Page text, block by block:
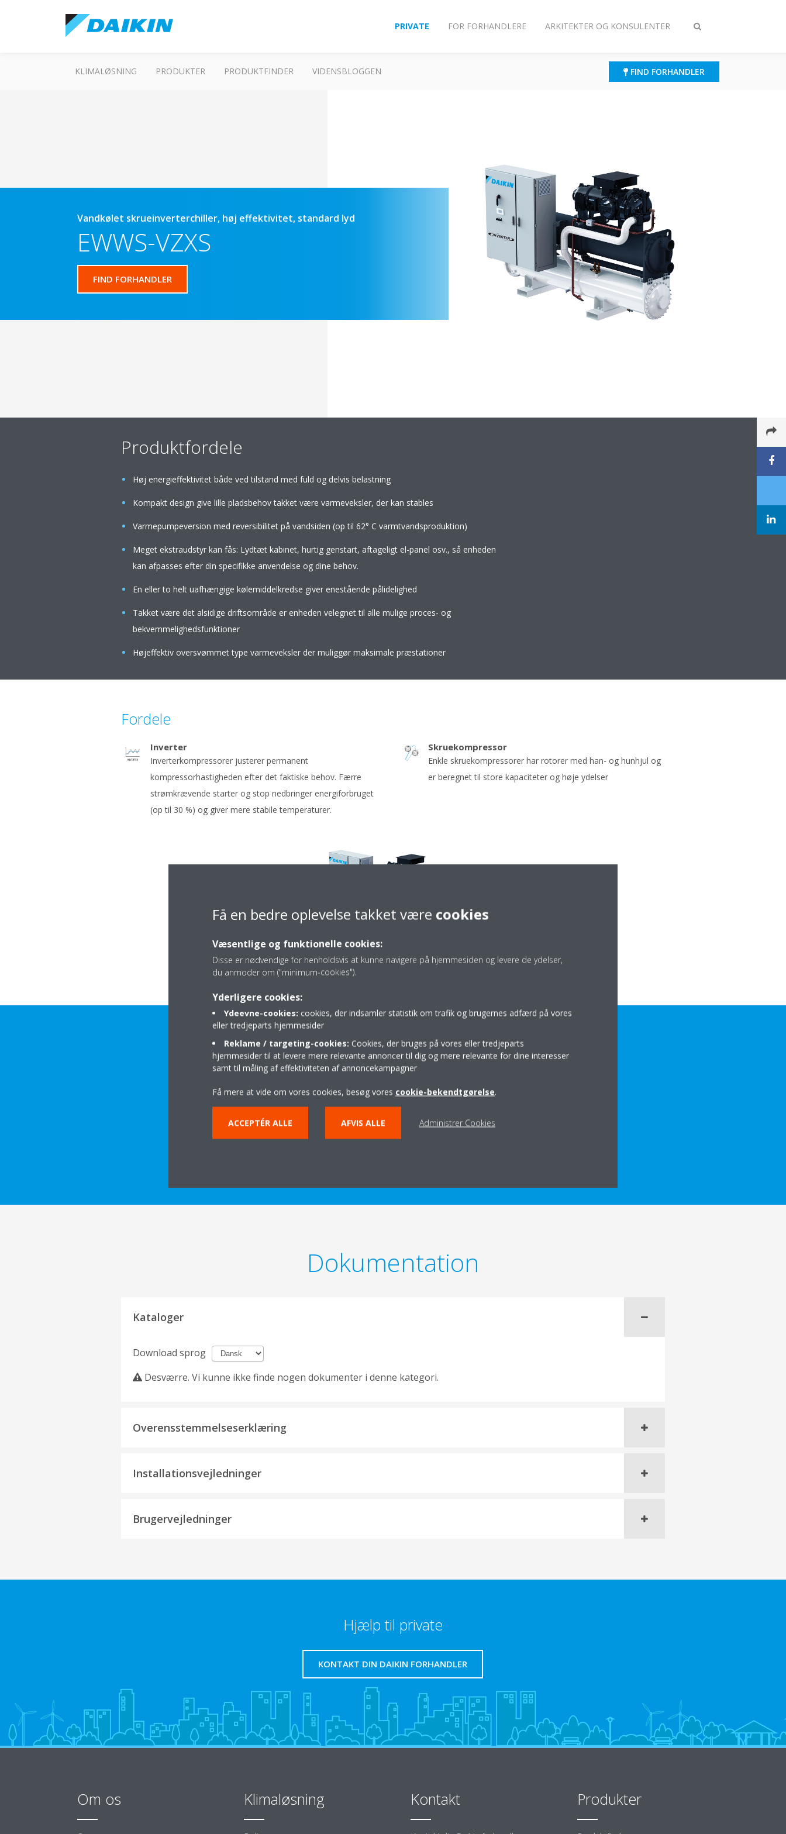
Slå
PRIVATE FOR FORHANDLERE ARKITEKTER OG KONSULENTER
KLIMALØSNING PRODUKTER PRODUKTFINDER VIDENSBLOGGEN FIND FORHANDLER
Vandkølet skrueinverterchiller, høj effektivitet, standard lyd
EWWS-VZXS
FIND FORHANDLER
Produktfordele
Høj energieffektivitet både ved tilstand med fuld og delvis belastning
Kompakt design give lille pladsbehov takket være varmeveksler, der kan stables
Varmepumpeversion med reversibilitet på vandsiden (op til 62° C varmtvandsproduktion)
Meget ekstraudstyr kan fås: Lydtæt kabinet, hurtig genstart, aftageligt el-panel osv., så enheden
kan afpasses efter din specifikke anvendelse og dine behov.
En eller to helt uafhængige kølemiddelkredse giver enestående pålidelighed
Takket være det alsidige driftsområde er enheden velegnet til alle mulige proces- og
bekvemmelighedsfunktioner
Højeffektiv oversvømmet type varmeveksler der muliggør maksimale præstationer
Fordele
Inverter
Inverterkompressorer justerer permanent
kompressorhastigheden efter det faktiske behov. Færre
strømkrævende starter og stop nedbringer energiforbruget
(op til 30 %) og giver mere stabile temperaturer.
Skruekompressor
Enkle skruekompressorer har rotorer med han- og hunhjul og
er beregnet til store kapaciteter og høje ydelser
Tekniske detaljer
Tekniske specifikationer
Dokumentation
Kataloger
Download sprog
Desværre. Vi kunne ikke finde nogen dokumenter i denne kategori.
Overensstemmelseserklæring
Installationsvejledninger
Brugervejledninger
Hjælp til private
KONTAKT DIN DAIKIN FORHANDLER
Om os Klimaløsning Kontakt Produkter
Få en bedre oplevelse takket være cookies
Væsentlige og funktionelle cookies:
Disse er nødvendige for henholdsvis at kunne navigere på hjemmesiden og levere de ydelser,
du anmoder om ("minimum-cookies").
Yderligere cookies:
Ydeevne-cookies: cookies, der indsamler statistik om trafik og brugernes adfærd på vores
eller tredjeparts hjemmesider
Reklame / targeting-cookies: Cookies, der bruges på vores eller tredjeparts
hjemmesider til at levere mere relevante annoncer til dig og mere relevante for dine interesser
samt til måling af effektiviteten af annoncekampagner
Få mere at vide om vores cookies, besøg vores cookie-bekendtgørelse.
ACCEPTÉR ALLE AFVIS ALLE Administrer Cookies